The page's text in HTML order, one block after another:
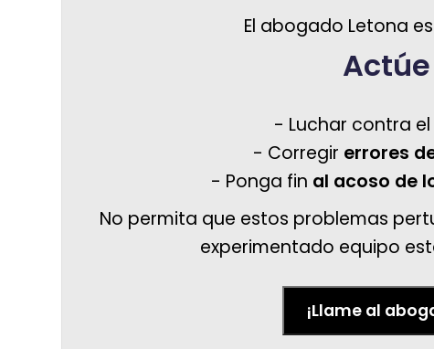
El abogado Letona
- Luchar contra el
- Corregir errores
- Ponga fin al acoso de
No permita que estos problemas
experimentado equipo
¡Llame al